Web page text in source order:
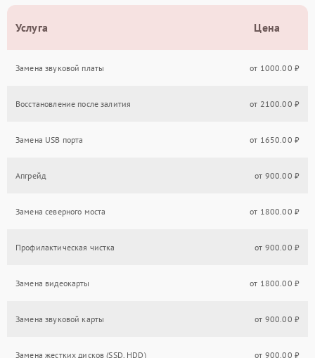
Услуга Цена
Замена звуковой платы от 1000.00 ₽
Восстановление после залития от 2100.00 ₽
Замена USB порта от 1650.00 ₽
Апгрейд от 900.00 ₽
Замена северного моста от 1800.00 ₽
Профилактическая чистка от 900.00 ₽
Замена видеокарты от 1800.00 ₽
Замена звуковой карты от 900.00 ₽
Замена жестких дисков (SSD, HDD) от 900.00 ₽